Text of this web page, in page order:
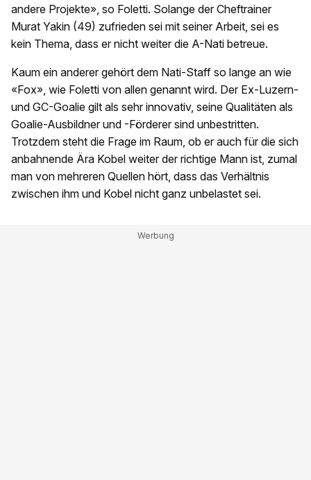
andere Projekte», so Foletti. Solange der Cheftrainer
Murat Yakin (49) zufrieden sei mit seiner Arbeit, sei es
kein Thema, dass er nicht weiter die A-Nati betreue.
Kaum ein anderer gehört dem Nati-Staff so lange an wie
«Fox», wie Foletti von allen genannt wird. Der Ex-Luzern-
und GC-Goalie gilt als sehr innovativ, seine Qualitäten als
Goalie-Ausbildner und -Förderer sind unbestritten.
Trotzdem steht die Frage im Raum, ob er auch für die sich
anbahnende Ära Kobel weiter der richtige Mann ist, zumal
man von mehreren Quellen hört, dass das Verhältnis
zwischen ihm und Kobel nicht ganz unbelastet sei.